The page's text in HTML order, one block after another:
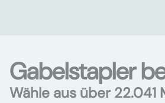
Gabelstapler
Wähle aus über 22.041